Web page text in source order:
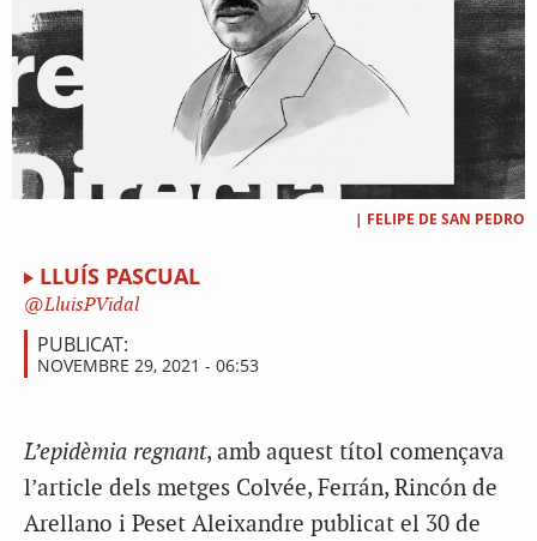
| FELIPE DE SAN PEDRO
LLUÍS PASCUAL
LluisPVidal
PUBLICAT:
NOVEMBRE 29, 2021 - 06:53
L’epidèmia regnant, amb aquest títol començava
l’article dels metges Colvée, Ferrán, Rincón de
Arellano i Peset Aleixandre publicat el 30 de